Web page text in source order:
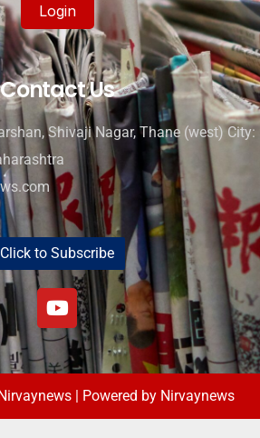
Login
Contact Us
Shivaji Nagar, Thane (west) City:
Click to Subscribe
| Powered by Nirvaynews